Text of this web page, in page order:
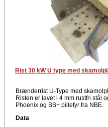
Rist 30 kW U type med
Brænderrist U-Type med
Risten er lavet i 4 mm rustfri stål
Phoenix og BS+ pillefyr fra NBE.
Data